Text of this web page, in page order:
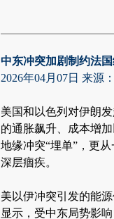
中东冲突加剧制约法
2026年04月07日 来源
美国和以色列对伊朗
的通胀飙升、成本增
地缘冲突“埋单”，更
深层痼疾。
美以伊冲突引发的能
显示，受中东局势影